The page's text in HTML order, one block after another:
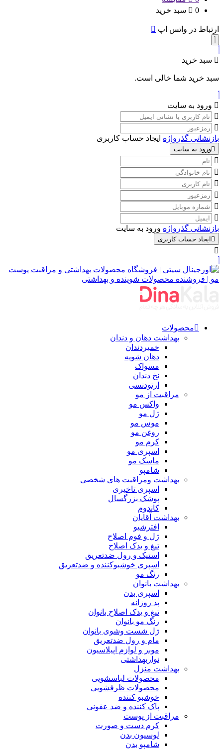
0
سبد خرید
ارتباط در واتس اپ
سبد خرید
سبد خرید شما خالی است.
ورود به سایت
بازنشانی گذرواژه ایجاد حساب کاربری
ورود به سایت
بازنشانی گذرواژه ورود به سایت
ایجاد حساب کاربری
محصولات
بهداشت دهان و دندان
خمیردندان
دهان شویه
مسواک
نخ دندان
ارتودنسی
مراقبت از مو
واکس مو
ژل مو
موس مو
روغن مو
کرم مو
اسپری مو
ماسک مو
شامپو
بهداشت ومراقبت های شخصی
اسپری تاخیری
پوشک بزرگسال
کاندوم
بهداشت آقایان
افترشیو
ژل و فوم اصلاح
تیغ و یدک اصلاح
استیک و رول ضدتعریق
اسپری خوشبوکننده و ضدتعریق
رنگ مو
بهداشت بانوان
اسپری بدن
پد روزانه
تیغ و یدک اصلاح بانوان
رنگ مو بانوان
ژل شست وشوی بانوان
مام و رول ضدتعریق
موبر و لوازم اپیلاسیون
نواربهداشتی
بهداشت منزل
محصولات لباسشویی
محصولات ظرفشویی
خوشبو کننده
پاک کننده و ضد عفونی
مراقبت از پوست
کرم دست و صورت
لوسیون بدن
شامپو بدن